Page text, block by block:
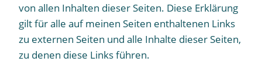
von allen Inhalten dieser Seiten. Diese Erklärung
gilt für alle auf meinen Seiten enthaltenen Links
zu externen Seiten und alle Inhalte dieser Seiten,
zu denen diese Links führen.